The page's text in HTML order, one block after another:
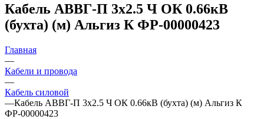
Кабель АВВГ-П 3х2.5 Ч ОК 0.66кВ
(бухта) (м) Альгиз К ФР-00000423
Главная
—
Кабели и провода
—
Кабель силовой
—Кабель АВВГ-П 3х2.5 Ч ОК 0.66кВ (бухта) (м) Альгиз К
ФР-00000423